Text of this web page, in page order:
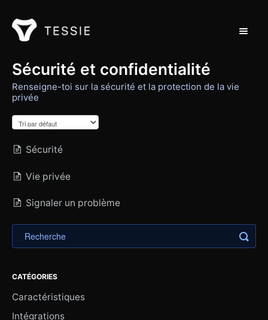
Toggle
Support Home
Sécurité et confidentialité
Renseigne-toi sur la sécurité et la protection de la vie
privée
Sécurité
Vie privée
Signaler un problème
CATÉGORIES
Caractéristiques
Intégrations